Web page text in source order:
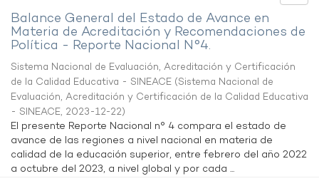
Balance General del Estado de Avance en
Materia de Acreditación y Recomendaciones de
Política - Reporte Nacional N°4.
Sistema Nacional de Evaluación, Acreditación y Certificación
de la Calidad Educativa - SINEACE (Sistema Nacional de
Evaluación, Acreditación y Certificación de la Calidad Educativa
- SINEACE, 2023-12-22)
El presente Reporte Nacional n° 4 compara el estado de
avance de las regiones a nivel nacional en materia de
calidad de la educación superior, entre febrero del año 2022
a octubre del 2023, a nivel global y por cada ...